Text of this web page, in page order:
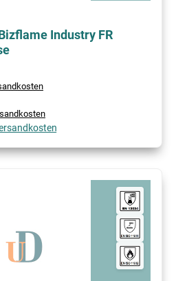
Industry FR